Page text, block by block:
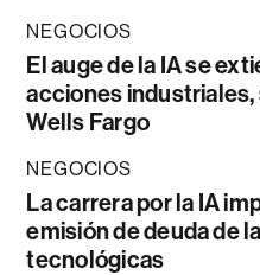
NEGOCIOS
El auge de la IA se
acciones industriales,
Wells Fargo
NEGOCIOS
La carrera por la IA
emisión de deuda de
tecnológicas